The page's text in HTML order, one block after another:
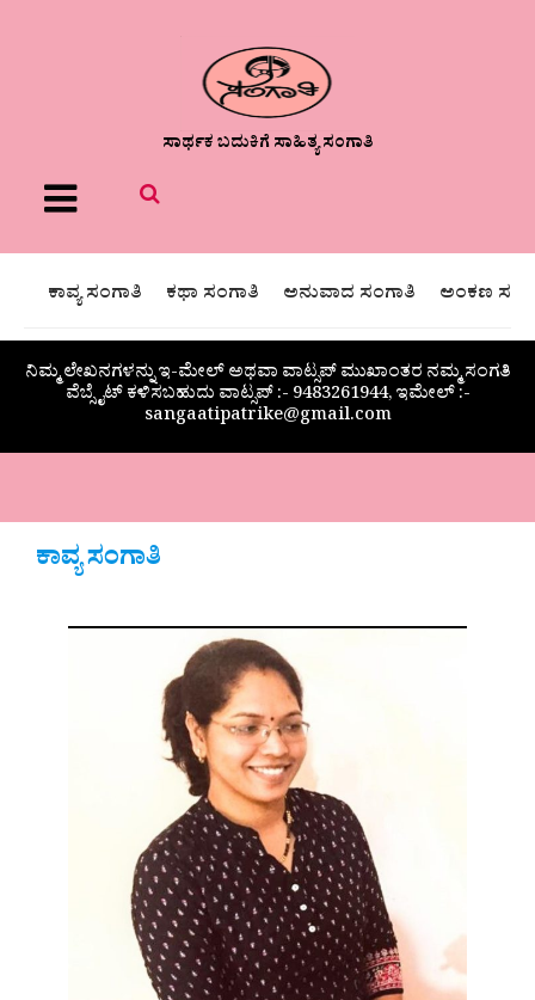
ಸಾರ್ಥಕ ಬದುಕಿಗೆ ಸಾಹಿತ್ಯ ಸಂಗಾತಿ
Menu
ಕಾವ್ಯ ಸಂಗಾತಿ ಕಥಾ ಸಂಗಾತಿ ಅನುವಾದ ಸಂಗಾತಿ ಅಂಕಣ
ನಿಮ್ಮ ಲೇಖನಗಳನ್ನು ಇ-ಮೇಲ್ ಅಥವಾ ವಾಟ್ಸಪ್ ಮುಖಾಂತರ ನಮ್ಮ ಸಂಗತಿ
ವೆಬ್ಸೈಟ್ ಕಳಿಸಬಹುದು ವಾಟ್ಸಪ್‌ :- 9483261944, ಇಮೇಲ್ :-
sangaatipatrike@gmail.com
ಕಾವ್ಯ ಸಂಗಾತಿ